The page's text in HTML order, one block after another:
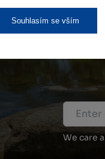
Souhlasím se vším
We care